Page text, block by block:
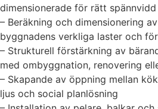
dimensionerade för rätt
– Beräkning och dimensionering
byggnadens verkliga laster och
– Strukturell förstärkning av
med ombyggnation, renovering
– Skapande av öppning mellan
ljus och social planlösning